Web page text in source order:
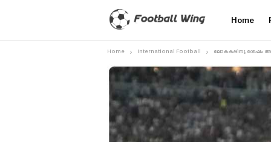
Home
Home International Football ലോകകപ്പിനു ശേഷം